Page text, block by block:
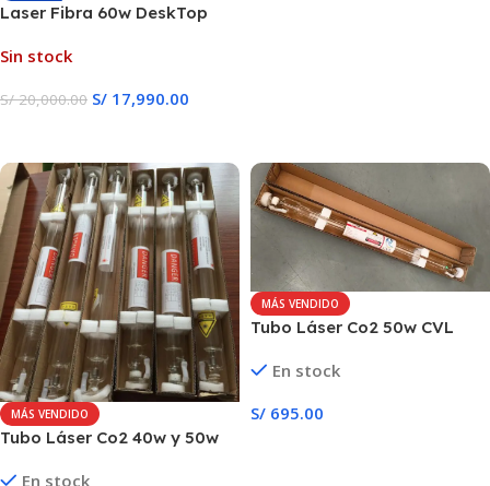
Laser Fibra 60w DeskTop
Sin stock
S/20,000.00 S/ 17,990.00
MÁS VENDIDO
Tubo Láser Co2 40w y 50w
En stock
MÁS VENDIDO
Tubo Láser Co2 50w CVL
En stock
S/ 695.00